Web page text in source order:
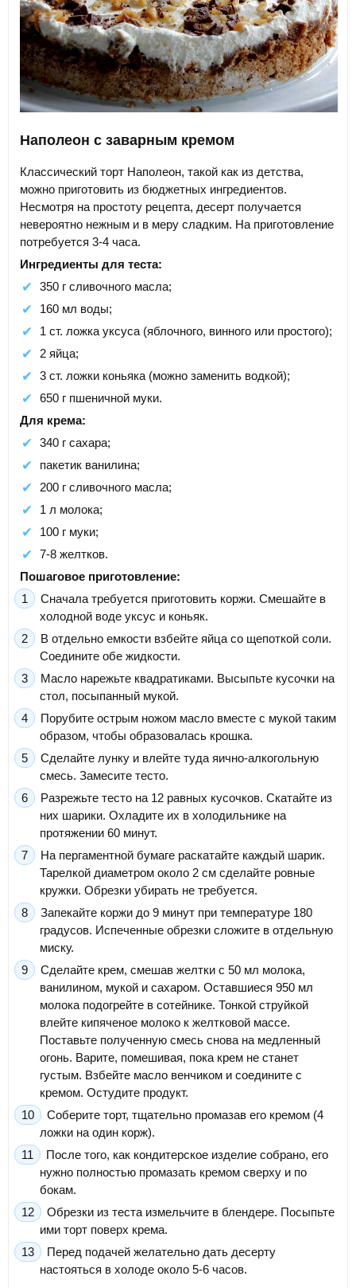
Наполеон с заварным кремом
Классический торт Наполеон, такой как из детства,
можно приготовить из бюджетных ингредиентов.
Несмотря на простоту рецепта, десерт получается
невероятно нежным и в меру сладким. На приготовление
потребуется 3-4 часа.
Ингредиенты для теста:
350 г сливочного масла;
160 мл воды;
1 ст. ложка уксуса (яблочного, винного или простого);
2 яйца;
3 ст. ложки коньяка (можно заменить водкой);
650 г пшеничной муки.
Для крема:
340 г сахара;
пакетик ванилина;
200 г сливочного масла;
1 л молока;
100 г муки;
7-8 желтков.
Пошаговое приготовление:
Сначала требуется приготовить коржи. Смешайте в
холодной воде уксус и коньяк.
В отдельно емкости взбейте яйца со щепоткой соли.
Соедините обе жидкости.
Масло нарежьте квадратиками. Высыпьте кусочки на
стол, посыпанный мукой.
Порубите острым ножом масло вместе с мукой таким
образом, чтобы образовалась крошка.
Сделайте лунку и влейте туда яично-алкогольную
смесь. Замесите тесто.
Разрежьте тесто на 12 равных кусочков. Скатайте из
них шарики. Охладите их в холодильнике на
протяжении 60 минут.
На пергаментной бумаге раскатайте каждый шарик.
Тарелкой диаметром около 2 см сделайте ровные
кружки. Обрезки убирать не требуется.
Запекайте коржи до 9 минут при температуре 180
градусов. Испеченные обрезки сложите в отдельную
миску.
Сделайте крем, смешав желтки с 50 мл молока,
ванилином, мукой и сахаром. Оставшиеся 950 мл
молока подогрейте в сотейнике. Тонкой струйкой
влейте кипяченое молоко к желтковой массе.
Поставьте полученную смесь снова на медленный
огонь. Варите, помешивая, пока крем не станет
густым. Взбейте масло венчиком и соедините с
кремом. Остудите продукт.
Соберите торт, тщательно промазав его кремом (4
ложки на один корж).
После того, как кондитерское изделие собрано, его
нужно полностью промазать кремом сверху и по
бокам.
Обрезки из теста измельчите в блендере. Посыпьте
ими торт поверх крема.
Перед подачей желательно дать десерту
настояться в холоде около 5-6 часов.